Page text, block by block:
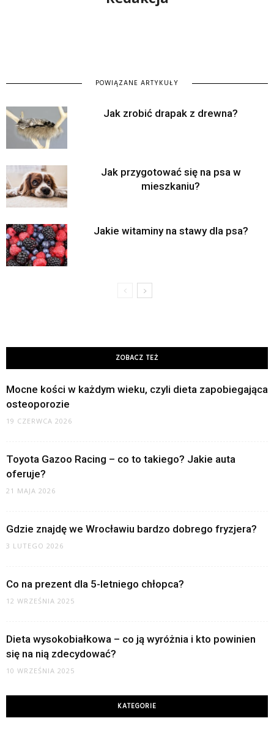
POWIĄZANE ARTYKUŁY
Jak zrobić drapak z drewna?
Jak przygotować się na psa w
mieszkaniu?
Jakie witaminy na stawy dla psa?
ZOBACZ TEŻ
Mocne kości w każdym wieku, czyli dieta zapobiegająca
osteoporozie
19 CZERWCA 2026
Toyota Gazoo Racing – co to takiego? Jakie auta
oferuje?
21 MAJA 2026
Gdzie znajdę we Wrocławiu bardzo dobrego fryzjera?
3 LUTEGO 2026
Co na prezent dla 5-letniego chłopca?
12 WRZEŚNIA 2025
Dieta wysokobiałkowa – co ją wyróżnia i kto powinien
się na nią zdecydować?
10 WRZEŚNIA 2025
KATEGORIE